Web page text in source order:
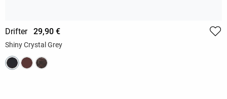
Drifter 29,90 €
Shiny Crystal Grey